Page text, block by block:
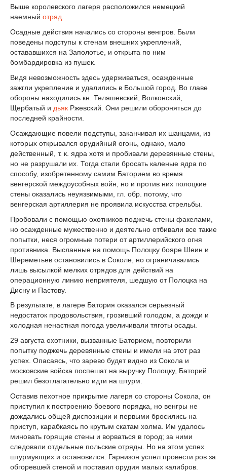
Выше королевского лагеря расположился немецкий
наемный отряд.
Осадные действия начались со стороны венгров. Были
поведены подступы к стенам внешних укреплений,
остававшихся на Заполотье, и открыта по ним
бомбардировка из пушек.
Видя невозможность здесь удерживаться, осажденные
зажгли укрепление и удалились в Большой город. Во главе
обороны находились кн. Теляшевский, Волконский,
Щербатый и дьяк Ржевский. Они решили обороняться до
последней крайности.
Осаждающие повели подступы, заканчивая их шанцами, из
которых открывался орудийный огонь, однако, мало
действенный, т. к. ядра хотя и пробивали деревянные стены,
но не разрушали их. Тогда стали бросать каленые ядра по
способу, изобретенному самим Баторием во время
венгерской междоусобных войн, но и против них полоцкие
стены оказались неуязвимыми, гл. обр. потому, что
венгерская артиллерия не проявила искусства стрельбы.
Пробовали с помощью охотников поджечь стены факелами,
но осажденные мужественно и деятельно отбивали все такие
попытки, неся огромные потери от артиллерийского огня
противника. Высланные на помощь Полоцку бояре Шеин и
Шереметьев остановились в Соколе, но ограничивались
лишь высылкой мелких отрядов для действий на
операционную линию неприятеля, шедшую от Полоцка на
Дисну и Пастову.
В результате, в лагере Батория оказался серьезный
недостаток продовольствия, грозивший голодом, а дожди и
холодная ненастная погода увеличивали тяготы осады.
29 августа охотники, вызванные Баторием, повторили
попытку поджечь деревянные стены и имели на этот раз
успех. Опасаясь, что зарево будет видно из Сокола и
московские войска поспешат на выручку Полоцку, Баторий
решил безотлагательно идти на штурм.
Оставив пехотное прикрытие лагеря со стороны Сокола, он
приступил к построению боевого порядка, но венгры не
дождались общей диспозиции и первыми бросились на
приступ, карабкаясь по крутым скатам холма. Им удалось
миновать горящие стены и ворваться в город; за ними
следовали отдельные польские отряды. Но на этом успех
штурмующих и остановился. Гарнизон успел провести ров за
обгоревшей стеной и поставил орудия малых калибров.